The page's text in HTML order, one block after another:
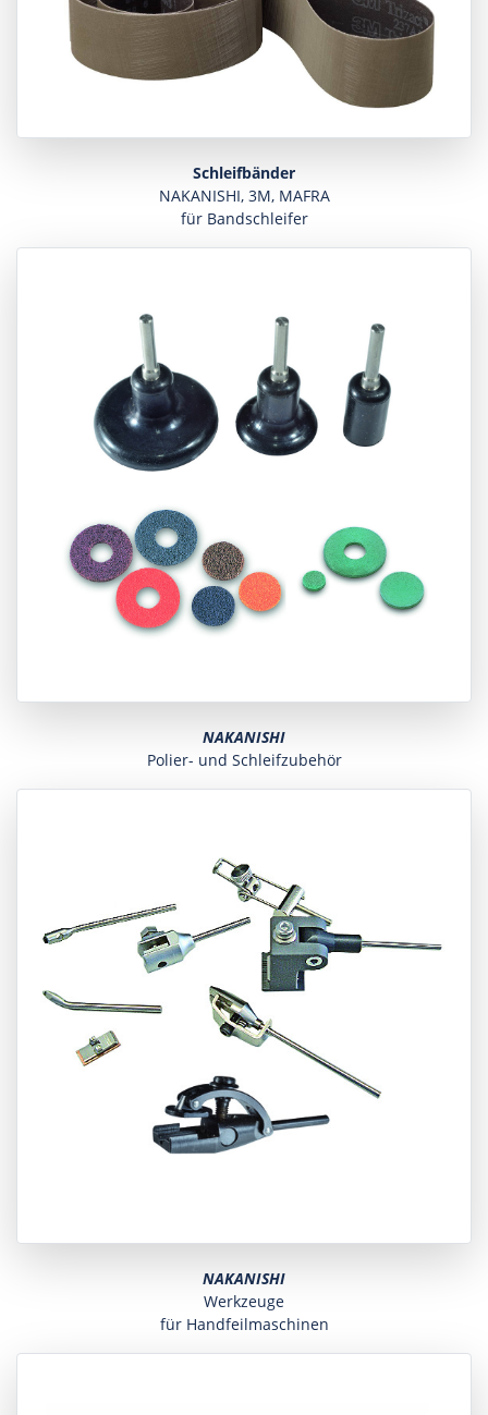
Schleifbänder
NAKANISHI, 3M, MAFRA
für Bandschleifer
NAKANISHI
Polier- und Schleifzubehör
NAKANISHI
Werkzeuge
für Handfeilmaschinen